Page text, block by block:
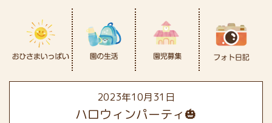
2023年10月31日
ハロウィンパーティ🎃